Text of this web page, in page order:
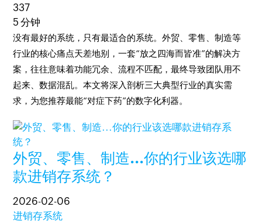
337
5 分钟
没有最好的系统，只有最适合的系统。外贸、零售、制造等
行业的核心痛点天差地别，一套“放之四海而皆准”的解决方
案，往往意味着功能冗余、流程不匹配，最终导致团队用不
起来、数据混乱。本文将深入剖析三大典型行业的真实需
求，为您推荐最能“对症下药”的数字化利器。
外贸、零售、制造...你的行业该选哪
款进销存系统？
2026-02-06
进销存系统